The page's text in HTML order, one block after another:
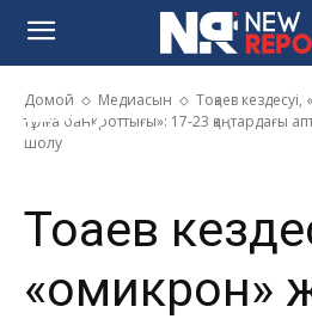
Домой Медиасын
Тоқаев
тұлға банкроттығы»: 17-23 қаңтардағы
шолу
банкроттығы»: 17-
апталық
шолу
Тоқаев
«омикрон»